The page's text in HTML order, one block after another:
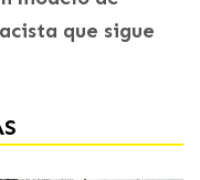
que sigue